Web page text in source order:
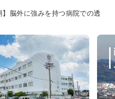
脳外に強みを持つ病院での透